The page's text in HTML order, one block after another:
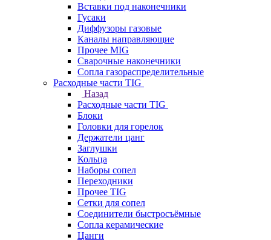
Вставки под наконечники
Гусаки
Диффузоры газовые
Каналы направляющие
Прочее MIG
Сварочные наконечники
Сопла газораспределительные
Расходные части TIG
Назад
Расходные части TIG
Блоки
Головки для горелок
Держатели цанг
Заглушки
Кольца
Наборы сопел
Переходники
Прочее TIG
Сетки для сопел
Соединители быстросъёмные
Сопла керамические
Цанги